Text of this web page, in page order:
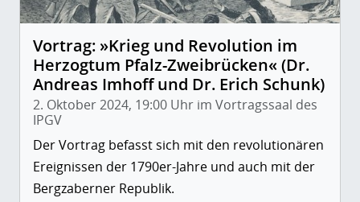
Vortrag: »Krieg und Revolution im
Herzogtum Pfalz-Zweibrücken« (Dr.
Andreas Imhoff und Dr. Erich Schunk)
2. Oktober 2024, 19:00 Uhr im Vortragssaal des
IPGV
Der Vortrag befasst sich mit den revolutionären
Ereignissen der 1790er-Jahre und auch mit der
Bergzaberner Republik.